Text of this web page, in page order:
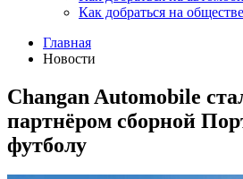
Как добраться на
Главная
Новости
Changan Automobile
партнёром сборной
футболу